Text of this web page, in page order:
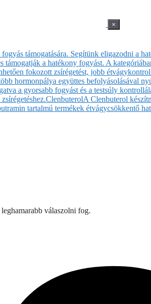
×
támogatására. Segítünk eligazodni a
a hatékony fogyást. A
fokozott zsírégetést, jobb
hormonpálya együttes befolyásolásával
a gyorsabb fogyást és a testsúly
ClenbuterolA Clenbuterol
tartalmú termékek étvágycsökkentő
válaszolni fog.